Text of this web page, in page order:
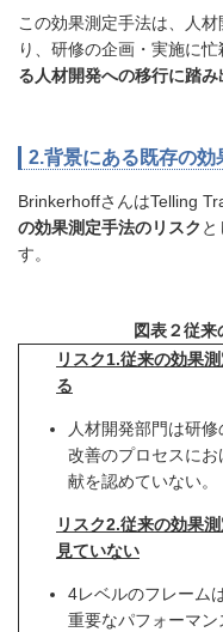
この効果測定手法は、人
り、研修の企画・実施に忙
る人材開発への移行に踏
2.背景にある既存の効
BrinkerhoffさんはTelling
の効果測定手法のリスク
す。
図表２従来
リスク1.従来の効果
る
人材開発部門は研
改善のプロセスに
献を認めていない。
リスク2.従来の効果
見ていない
4レベルのフレーム
重要なパフォーマ